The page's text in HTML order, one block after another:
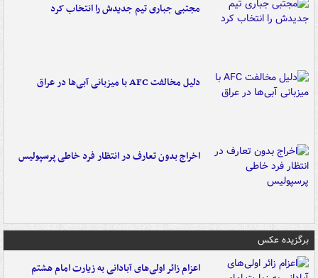
مجتبی جباری تیم جدیدش را انتخاب کرد
دلیل مخالفت AFC با میزبانی آبی‌ها در عراق
اخراج بدون تعارف در انتظار فرد خاطی پرسپولیس
برگزیده عکس
اعزام زائر اولی‌های آبادانی به زیارت امام هشتم